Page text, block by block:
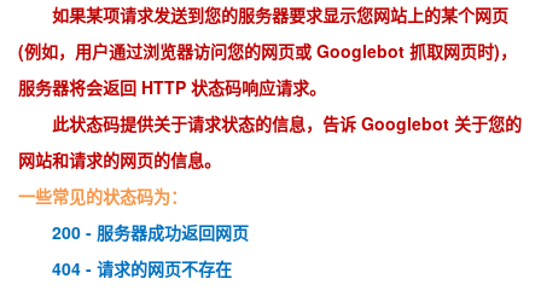
如果某项请求发送到您的服务器要求显示您网站上的某个网页
(例如，用户通过浏览器访问您的网页或 Googlebot 抓取网页时)，
服务器将会返回 HTTP 状态码响应请求。
此状态码提供关于请求状态的信息，告诉 Googlebot 关于您的
网站和请求的网页的信息。
一些常见的状态码为：
200 - 服务器成功返回网页
404 - 请求的网页不存在